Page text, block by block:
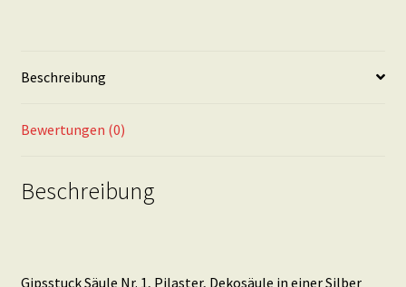
Beschreibung
Bewertungen (0)
Beschreibung
Gipsstuck Säule Nr. 1, Pilaster, Dekosäule in einer Silber